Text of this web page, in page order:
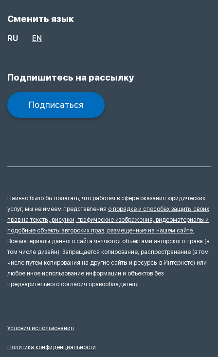
Сменить язык
RU EN
Подпишитесь на рассылку
Подписаться
Наивно было бы полагать, что работая в сфере оказания юридических
услуг, мы не имеем представления о порядке и способах защиты своих
прав на тексты, рисунки, графические изображения, видеоматериалы и
подобные объекты авторских прав, размещенные на нашем сайте.
Все материалы данного сайта являются объектами авторского права (в
том числе дизайн). Запрещается копирование, распространение (в том
числе путем копирования на другие сайты и ресурсы в Интернете) или
любое иное использование информации и объектов без
предварительного согласия правообладателя.
Условия использования
Политика конфиденциальности